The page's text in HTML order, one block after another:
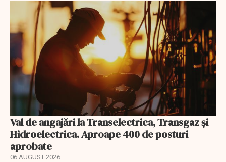
Val de angajări la Transelectrica, Transgaz și
Hidroelectrica. Aproape 400 de posturi
aprobate
06 AUGUST 2026